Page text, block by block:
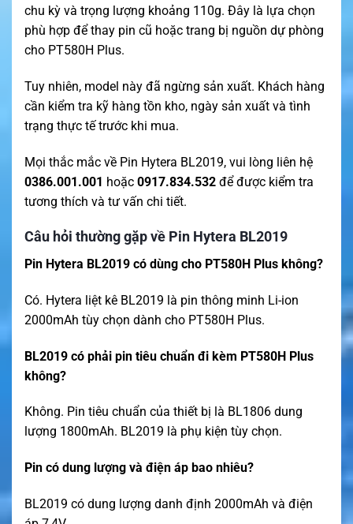
chu kỳ và trọng lượng khoảng 110g. Đây là lựa chọn
phù hợp để thay pin cũ hoặc trang bị nguồn dự phòng
cho PT580H Plus.
Tuy nhiên, model này đã ngừng sản xuất. Khách hàng
cần kiểm tra kỹ hàng tồn kho, ngày sản xuất và tình
trạng thực tế trước khi mua.
Mọi thắc mắc về Pin Hytera BL2019, vui lòng liên hệ
0386.001.001 hoặc 0917.834.532 để được kiểm tra
tương thích và tư vấn chi tiết.
Câu hỏi thường gặp về Pin Hytera BL2019
Pin Hytera BL2019 có dùng cho PT580H Plus không?
Có. Hytera liệt kê BL2019 là pin thông minh Li-ion
2000mAh tùy chọn dành cho PT580H Plus.
BL2019 có phải pin tiêu chuẩn đi kèm PT580H Plus
không?
Không. Pin tiêu chuẩn của thiết bị là BL1806 dung
lượng 1800mAh. BL2019 là phụ kiện tùy chọn.
Pin có dung lượng và điện áp bao nhiêu?
BL2019 có dung lượng danh định 2000mAh và điện